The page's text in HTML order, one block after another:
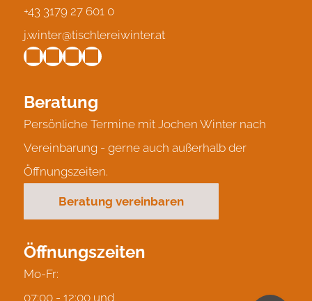
+43 3179 27 601 0
j.winter@tischlereiwinter.at
Beratung
Persönliche Termine mit Jochen Winter nach
Vereinbarung - gerne auch außerhalb der
Öffnungszeiten.
Beratung vereinbaren
Öffnungszeiten
Mo-Fr:
07:00 - 12:00 und